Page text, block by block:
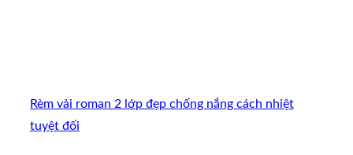
Rèm vải roman 2 lớp đẹp chống nắng cách nhiệt
tuyệt đối